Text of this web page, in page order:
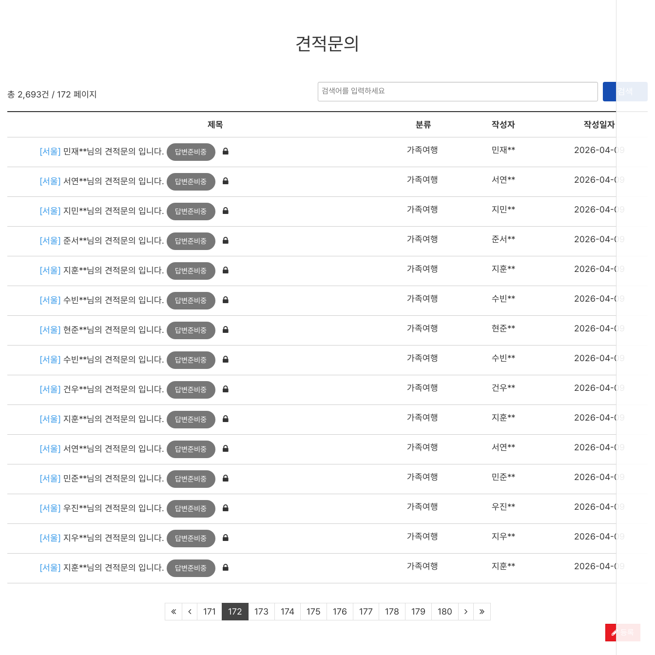
견적문의
총 2,693건 / 172 페이지
제목 분류 작성자 작성일자
[서울] 민재**님의 견적문의 입니다. 답변준비중 가족여행 민재** 2026-04-09
[서울] 서연**님의 견적문의 입니다. 답변준비중 가족여행 서연** 2026-04-09
[서울] 지민**님의 견적문의 입니다. 답변준비중 가족여행 지민** 2026-04-09
[서울] 준서**님의 견적문의 입니다. 답변준비중 가족여행 준서** 2026-04-09
[서울] 지훈**님의 견적문의 입니다. 답변준비중 가족여행 지훈** 2026-04-09
[서울] 수빈**님의 견적문의 입니다. 답변준비중 가족여행 수빈** 2026-04-09
[서울] 현준**님의 견적문의 입니다. 답변준비중 가족여행 현준** 2026-04-09
[서울] 수빈**님의 견적문의 입니다. 답변준비중 가족여행 수빈** 2026-04-09
[서울] 건우**님의 견적문의 입니다. 답변준비중 가족여행 건우** 2026-04-09
[서울] 지훈**님의 견적문의 입니다. 답변준비중 가족여행 지훈** 2026-04-09
[서울] 서연**님의 견적문의 입니다. 답변준비중 가족여행 서연** 2026-04-09
[서울] 민준**님의 견적문의 입니다. 답변준비중 가족여행 민준** 2026-04-09
[서울] 우진**님의 견적문의 입니다. 답변준비중 가족여행 우진** 2026-04-09
[서울] 지우**님의 견적문의 입니다. 답변준비중 가족여행 지우** 2026-04-09
[서울] 지훈**님의 견적문의 입니다. 답변준비중 가족여행 지훈** 2026-04-09
171 172 173 174 175 176 177 178 179 180